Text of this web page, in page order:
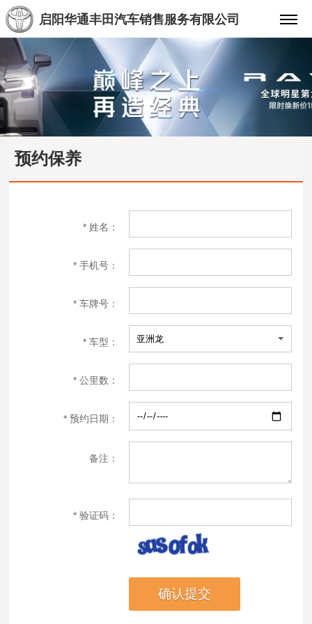
启阳华通丰田汽车销售服务有限公司
预约保养
*姓名：
*手机号：
*车牌号：
*车型：
*公里数：
*预约日期：
备注：
*验证码：
确认提交